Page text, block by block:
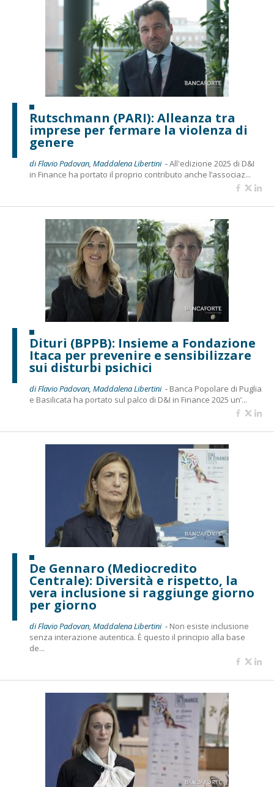
Rutschmann (PARI): Alleanza tra
imprese per fermare la violenza di
genere
di Flavio Padovan, Maddalena Libertini -All'edizione 2025 di D&I
in Finance ha portato il proprio contributo anche l’associaz...
Dituri (BPPB): Insieme a Fondazione
Itaca per prevenire e sensibilizzare
sui disturbi psichici
di Flavio Padovan, Maddalena Libertini - Banca Popolare di Puglia
e Basilicata ha portato sul palco di D&I in Finance 2025 un’...
De Gennaro (Mediocredito
Centrale): Diversità e rispetto, la
vera inclusione si raggiunge giorno
per giorno
di Flavio Padovan, Maddalena Libertini - Non esiste inclusione
senza interazione autentica. È questo il principio alla base
de...